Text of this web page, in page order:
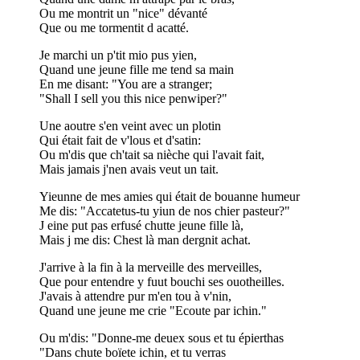
Ou me montrit un "nice" dévanté
Que ou me tormentit d acatté.
Je marchi un p'tit mio pus yien,
Quand une jeune fille me tend sa main
En me disant: "You are a stranger;
"Shall I sell you this nice penwiper?"
Une aoutre s'en veint avec un plotin
Qui était fait de v'lous et d'satin:
Ou m'dis que ch'tait sa nièche qui l'avait fait,
Mais jamais j'nen avais veut un tait.
Yieunne de mes amies qui était de bouanne humeur
Me dis: "Accatetus-tu yiun de nos chier pasteur?"
J eine put pas erfusé chutte jeune fille là,
Mais j me dis: Chest là man dergnit achat.
J'arrive à la fin à la merveille des merveilles,
Que pour entendre y fuut bouchi ses ouotheilles.
J'avais à attendre pur m'en tou à v'nin,
Quand une jeune me crie "Ecoute par ichin."
Ou m'dis: "Donne-me deuex sous et tu épierthas
"Dans chute boïete ichin, et tu verras